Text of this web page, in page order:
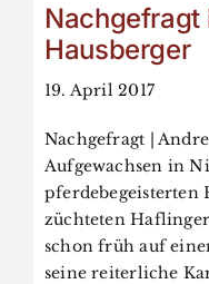
Nachgefragt
Hausberger
19. April 2017
Nachgefragt |
Aufgewachsen in
pferdebegeisterten
züchteten
schon früh auf
seine reiterliche